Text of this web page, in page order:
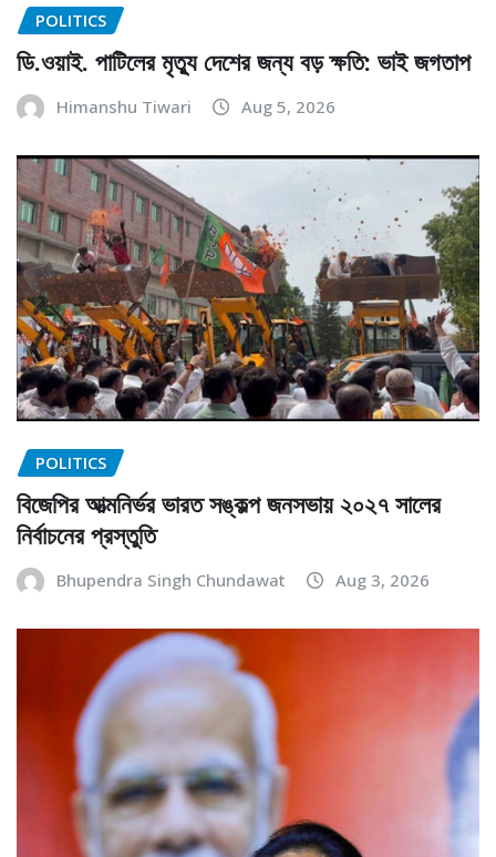
POLITICS
ডি.ওয়াই. পাটিলের মৃত্যু দেশের জন্য বড় ক্ষতি: ভাই জগতাপ
Himanshu Tiwari Aug 5, 2026
POLITICS
বিজেপির আত্মনির্ভর ভারত সঙ্কল্প জনসভায় ২০২৭ সালের
নির্বাচনের প্রস্তুতি
Bhupendra Singh Chundawat Aug 3, 2026